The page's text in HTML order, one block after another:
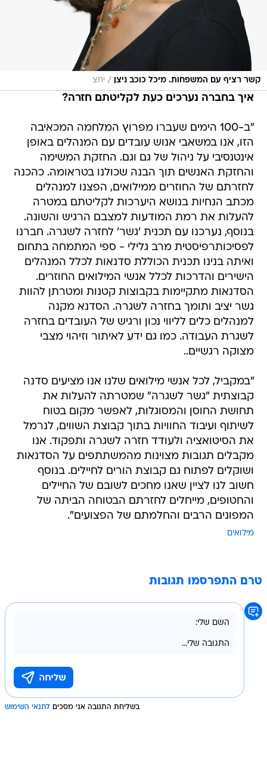
קשר רציף עם המשפחות. מיכל כוכב ניצן / יחצ
איך בחברה נערכים כעת לקליטתם חזרה?
"ב-100 הימים שעברו מפרוץ המלחמה המכאיבה
הזו, אנו במשאבי אנוש עובדים עם המנהלים באופן
אינטנסיבי על ניהול של גם וגם. החזקת המשימה
והחזקת האנשים תוך הבנה שכולנו בטראומה. כהכנה
לחזרתם של החוזרים ממילואים, הפצנו למנהלים
מכתב הנחיות בנושא היערכות לקליטתם במטרה
להעלות את רמת המודעות למצבם הרגיש והשונה.
בנוסף, נערכנו עם תכנית 'גשר' לחזרה לשגרה. חברנו
לפסיכותרפיסטית מרב גלילי - ספי המתמחה בתחום
ואיתה בנינו תכנית הכוללת סדנאות לכלל המנהלים
הישירים והדרכות לכלל אנשי המילואים החוזרים.
הסדנאות מתקיימות בקבוצות קטנות ומטרתן להוות
גשר יציב ותומך בחזרה לשגרה. הסדנא מקנה
למנהלים כלים לליווי נכון ורגיש של העובדים בחזרה
לשגרת העבודה. כמו גם ידע לאיתור וזיהוי מצבי
מצוקה רגשיים..
"במקביל, לכל אנשי מילואים שלנו אנו מציעים סדנה
קבוצתית "גשר לשגרה" שמטרתה להעלות את
תחושת החוסן והמסוגלות, לאפשר מקום בטוח
לשיתוף ועיבוד החוויות בתוך קבוצת השווים, לנרמל
את הסיטואציה ולעודד חזרה לשגרה ותפקוד. אנו
מקבלים תגובות מצוינות מהמשתתפים על הסדנאות
ושוקלים לפתוח גם קבוצת הורים לחיילים. בנוסף
חשוב לנו לציין שאנו מחכים לשובם של החיילים
והחטופים, מייחלים לחזרתם הבטוחה הביתה של
המפונים הרבים והחלמתם של הפצועים".
מילואים
טרם התפרסמו תגובות
בשליחת התגובה אני מסכים לתנאי השימוש